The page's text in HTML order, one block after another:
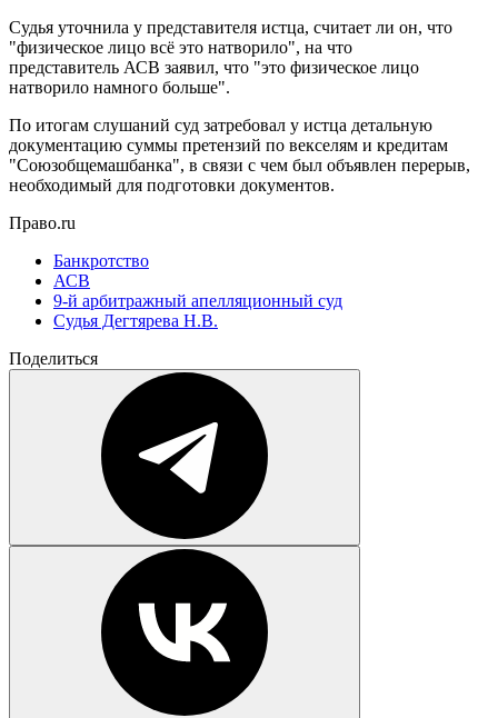
Судья уточнила у представителя истца, считает ли он, что
"физическое лицо всё это натворило", на что
представитель АСВ заявил, что "это физическое лицо
натворило намного больше".
По итогам слушаний суд затребовал у истца детальную
документацию суммы претензий по векселям и кредитам
"Союзобщемашбанка", в связи с чем был объявлен перерыв,
необходимый для подготовки документов.
Право.ru
Банкротство
АСВ
9-й арбитражный апелляционный суд
Судья Дегтярева Н.В.
Поделиться